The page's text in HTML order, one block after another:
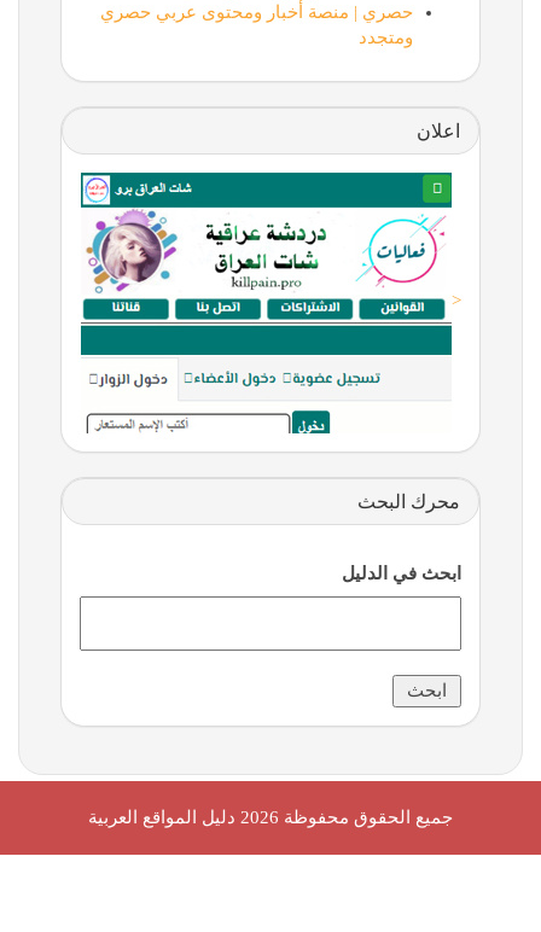
حصري | منصة أخبار ومحتوى عربي حصري
ومتجدد
اعلان
<
محرك البحث
ابحث في الدليل
جميع الحقوق محفوظة 2026 دليل المواقع العربية